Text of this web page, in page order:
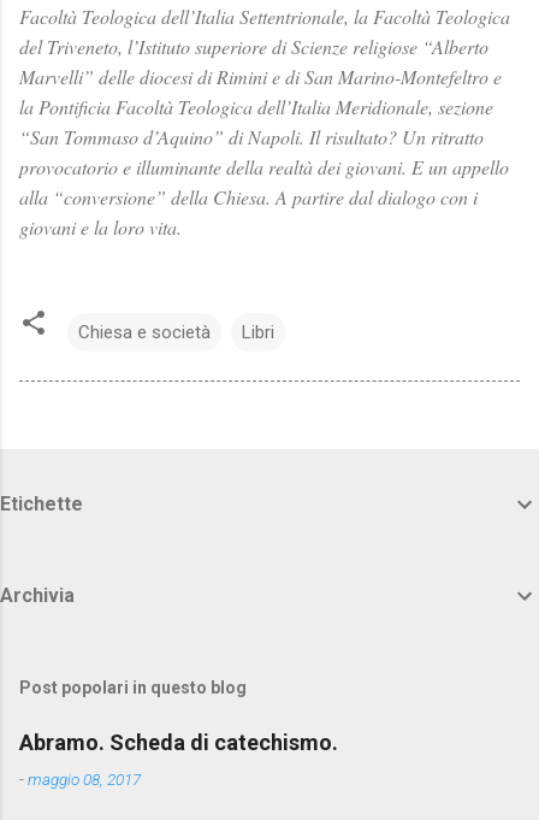
Facoltà Teologica dell’Italia Settentrionale, la Facoltà Teologica
del Triveneto, l’Istituto superiore di Scienze religiose “Alberto
Marvelli” delle diocesi di Rimini e di San Marino-Montefeltro e
la Pontificia Facoltà Teologica dell’Italia Meridionale, sezione
“San Tommaso d’Aquino” di Napoli. Il risultato? Un ritratto
provocatorio e illuminante della realtà dei giovani. E un appello
alla “conversione” della Chiesa. A partire dal dialogo con i
giovani e la loro vita.
Chiesa e società Libri
Etichette
Archivia
Post popolari in questo blog
Abramo. Scheda di catechismo.
-maggio 08, 2017